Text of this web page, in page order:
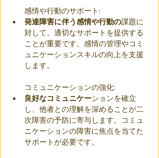
感情や行動のサポート:
発達障害に伴う感情や行動の課題に
対して、適切なサポートを提供する
ことが重要です。感情の管理やコミ
ュニケーションスキルの向上を支援
します。
コミュニケーションの強化:
良好なコミュニケーションを確立
し、他者との理解を深めることが二
次障害の予防に寄与します。コミュ
ニケーションの障害に焦点を当てた
サポートが必要です。